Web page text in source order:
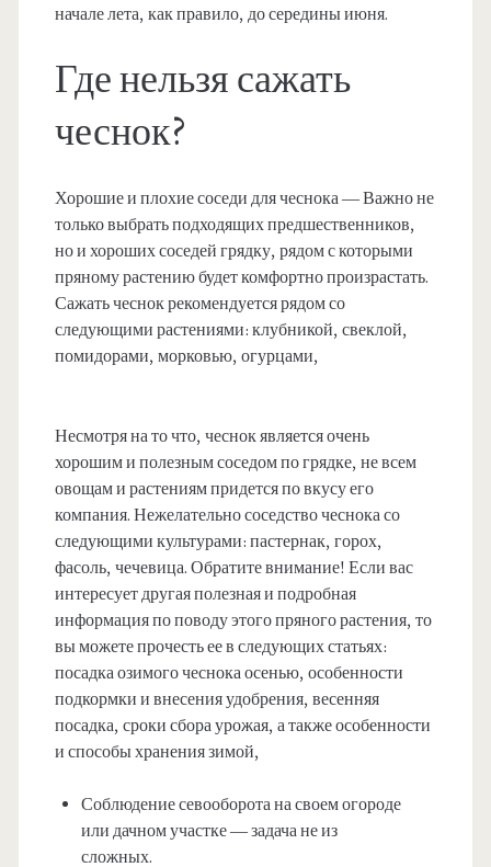
начале лета, как правило, до середины июня.
Где нельзя сажать
чеснок?
Хорошие и плохие соседи для чеснока — Важно не
только выбрать подходящих предшественников,
но и хороших соседей грядку, рядом с которыми
пряному растению будет комфортно произрастать.
Сажать чеснок рекомендуется рядом со
следующими растениями: клубникой, свеклой,
помидорами, морковью, огурцами,
Несмотря на то что, чеснок является очень
хорошим и полезным соседом по грядке, не всем
овощам и растениям придется по вкусу его
компания. Нежелательно соседство чеснока со
следующими культурами: пастернак, горох,
фасоль, чечевица. Обратите внимание! Если вас
интересует другая полезная и подробная
информация по поводу этого пряного растения, то
вы можете прочесть ее в следующих статьях:
посадка озимого чеснока осенью, особенности
подкормки и внесения удобрения, весенняя
посадка, сроки сбора урожая, а также особенности
и способы хранения зимой,
Соблюдение севооборота на своем огороде
или дачном участке — задача не из
сложных.